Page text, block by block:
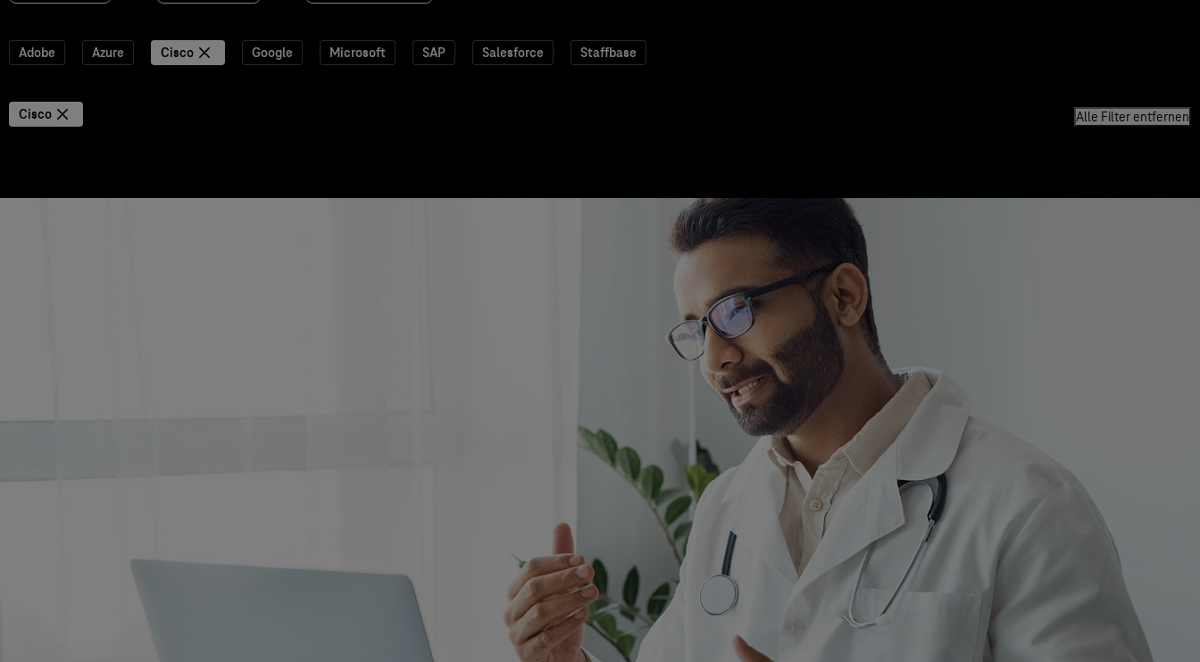
Adobe Azure Cisco Google Microsoft SAP Salesforce Staffbase
Cisco Alle Filter entfernen